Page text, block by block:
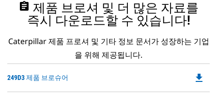
assignment 제품 브로셔 및 더 많은 자료를
즉시 다운로드할 수 있습니다!
Caterpillar 제품 프로셔 및 기타 정보 문서가 성장하는 기업
을 위해 제공됩니다.
249D3 제품 브로슈어 file_download